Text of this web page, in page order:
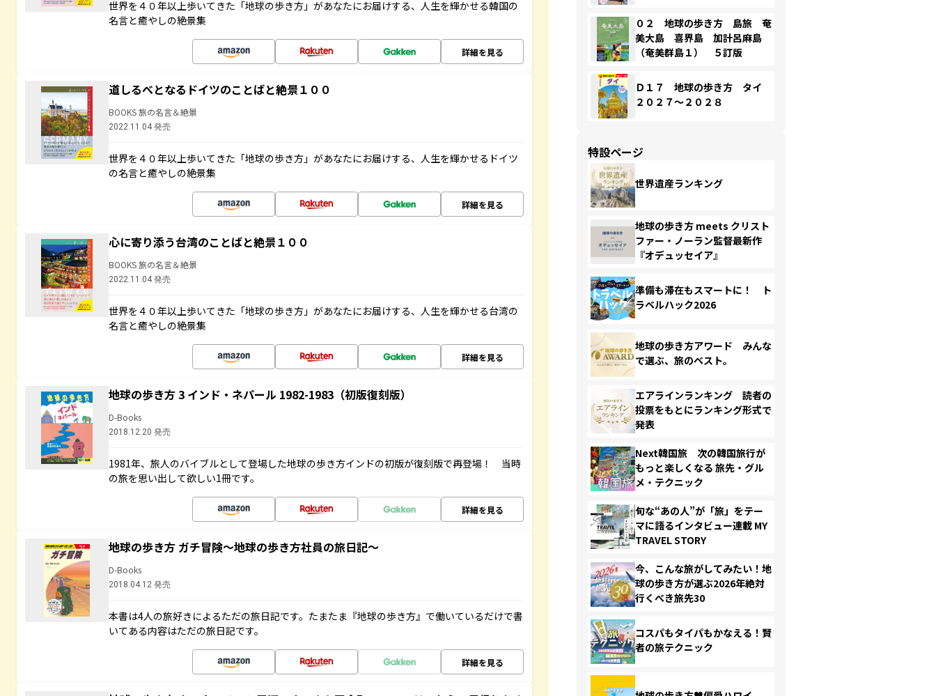
世界を４０年以上歩いてきた「地球の歩き方」があなたにお届けする、人生を輝かせる韓国の
名言と癒やしの絶景集
詳細を見る
道しるべとなるドイツのことばと絶景１００
BOOKS 旅の名言＆絶景
2022.11.04 発売
世界を４０年以上歩いてきた「地球の歩き方」があなたにお届けする、人生を輝かせるドイツ
の名言と癒やしの絶景集
詳細を見る
心に寄り添う台湾のことばと絶景１００
BOOKS 旅の名言＆絶景
2022.11.04 発売
世界を４０年以上歩いてきた「地球の歩き方」があなたにお届けする、人生を輝かせる台湾の
名言と癒やしの絶景集
詳細を見る
地球の歩き方 3 インド・ネパール 1982-1983（初版復刻版）
D-Books
2018.12.20 発売
1981年、旅人のバイブルとして登場した地球の歩き方インドの初版が復刻版で再登場！ 当時
の旅を思い出して欲しい1冊です。
詳細を見る
地球の歩き方 ガチ冒険～地球の歩き方社員の旅日記～
D-Books
2018.04.12 発売
本書は4人の旅好きによるただの旅日記です。たまたま『地球の歩き方』で働いているだけで書
いてある内容はただの旅日記です。
詳細を見る
０２ 地球の歩き方 島旅 奄
美大島 喜界島 加計呂麻島
（奄美群島１） ５訂版
Ｄ１７ 地球の歩き方 タイ
２０２７～２０２８
特設ページ
世界遺産ランキング
地球の歩き方 meets クリスト
ファー・ノーラン監督最新作
『オデュッセイア』
準備も滞在もスマートに！ ト
ラベルハック2026
地球の歩き方アワード みんな
で選ぶ、旅のベスト。
エアラインランキング 読者の
投票をもとにランキング形式で
発表
Next韓国旅 次の韓国旅行が
もっと楽しくなる 旅先・グル
メ・テクニック
旬な“あの人”が「旅」をテー
マに語るインタビュー連載 MY
TRAVEL STORY
今、こんな旅がしてみたい！地
球の歩き方が選ぶ2026年絶対
行くべき旅先30
コスパもタイパもかなえる！賢
者の旅テクニック